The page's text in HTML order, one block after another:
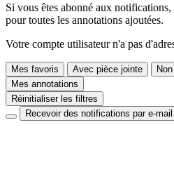
Si vous êtes abonné aux
pour toutes les annotations ajoutées.
Votre compte utilisateur n'a pas
Mes favoris Avec pièce jointe
Mes annotations
Réinitialiser les filtres
Recevoir des notifications par e-